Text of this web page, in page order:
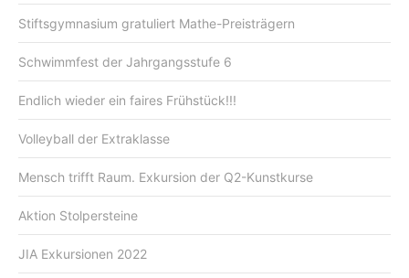
Stiftsgymnasium gratuliert Mathe-Preisträgern
Schwimmfest der Jahrgangsstufe 6
Endlich wieder ein faires Frühstück!!!
Volleyball der Extraklasse
Mensch trifft Raum. Exkursion der Q2-Kunstkurse
Aktion Stolpersteine
JIA Exkursionen 2022